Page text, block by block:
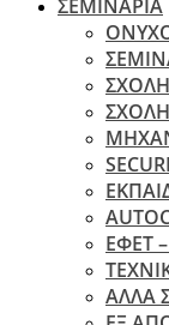
ΣΕΜΙΝΑΡΙΑ
ΕΦΕΤ
ΆΛΛΑ